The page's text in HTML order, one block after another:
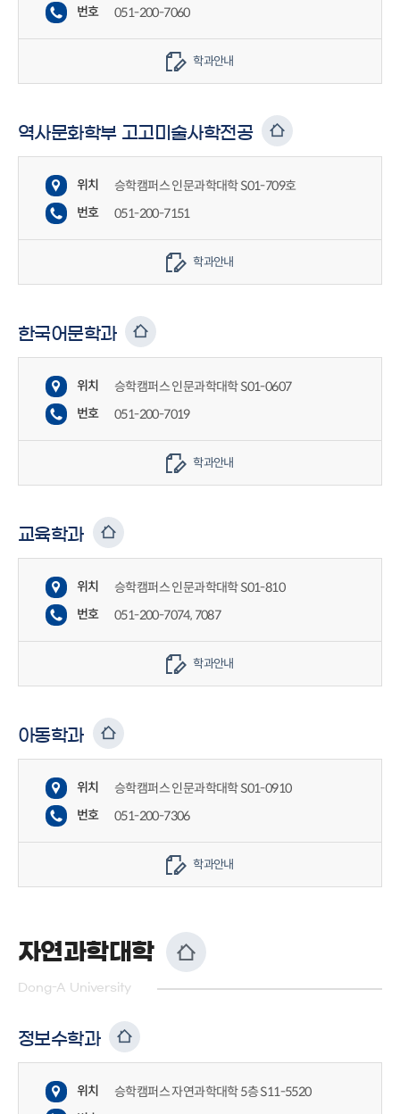
번호
051-200-7060
학과안내
역사문화학부 고고미술사학전공
위치
승학캠퍼스 인문과학대학 S01-709호
번호
051-200-7151
학과안내
한국어문학과
위치
승학캠퍼스 인문과학대학 S01-0607
번호
051-200-7019
학과안내
교육학과
위치
승학캠퍼스 인문과학대학 S01-810
번호
051-200-7074, 7087
학과안내
아동학과
위치
승학캠퍼스 인문과학대학 S01-0910
번호
051-200-7306
학과안내
자연과학대학
Dong-A University
정보수학과
위치
승학캠퍼스 자연과학대학 5층 S11-5520